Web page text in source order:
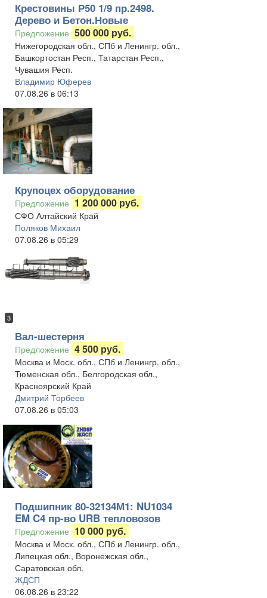
Крестовины Р50 1/9 пр.2498.
Дерево и Бетон.Новые
Предложение 500 000 руб.
Нижегородская обл., СПб и Ленингр. обл.,
Башкортостан Респ., Татарстан Респ.,
Чувашия Респ.
Владимир Юферев
07.08.26 в 06:13
Крупоцех оборудование
Предложение 1 200 000 руб.
СФО Алтайский Край
Поляков Михаил
07.08.26 в 05:29
3
Вал-шестерня
Предложение 4 500 руб.
Москва и Моск. обл., СПб и Ленингр. обл.,
Тюменская обл., Белгородская обл.,
Красноярский Край
Дмитрий Торбеев
07.08.26 в 05:03
Подшипник 80-32134М1: NU1034
EM C4 пр-во URB тепловозов
Предложение 10 000 руб.
Москва и Моск. обл., СПб и Ленингр. обл.,
Липецкая обл., Воронежская обл.,
Саратовская обл.
ЖДСП
06.08.26 в 23:22